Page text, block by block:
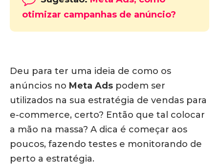
otimizar campanhas de anúncio?
Deu para ter uma ideia de como os
anúncios no Meta Ads podem ser
utilizados na sua estratégia de vendas para
e-commerce, certo? Então que tal colocar
a mão na massa? A dica é começar aos
poucos, fazendo testes e monitorando de
perto a estratégia.